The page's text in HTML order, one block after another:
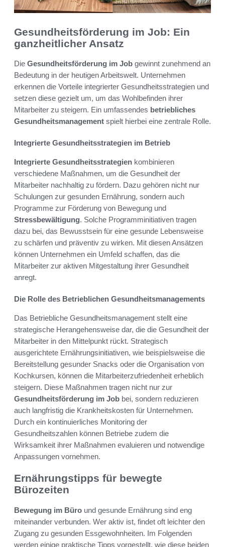
Gesundheitsförderung im Job: Ein
ganzheitlicher Ansatz
Die Gesundheitsförderung im Job gewinnt zunehmend an
Bedeutung in der heutigen Arbeitswelt. Unternehmen
erkennen die Vorteile integrierter Gesundheitsstrategien und
setzen diese gezielt um, um das Wohlbefinden ihrer
Mitarbeiter zu steigern. Ein umfassendes betriebliches
Gesundheitsmanagement spielt hierbei eine zentrale Rolle.
Integrierte Gesundheitsstrategien im Betrieb
Integrierte Gesundheitsstrategien kombinieren
verschiedene Maßnahmen, um die Gesundheit der
Mitarbeiter nachhaltig zu fördern. Dazu gehören nicht nur
Schulungen zur gesunden Ernährung, sondern auch
Programme zur Förderung von Bewegung und
Stressbewältigung. Solche Programminitiativen tragen
dazu bei, das Bewusstsein für eine gesunde Lebensweise
zu schärfen und präventiv zu wirken. Mit diesen Ansätzen
können Unternehmen ein Umfeld schaffen, das die
Mitarbeiter zur aktiven Mitgestaltung ihrer Gesundheit
anregt.
Die Rolle des Betrieblichen Gesundheitsmanagements
Das Betriebliche Gesundheitsmanagement stellt eine
strategische Herangehensweise dar, die die Gesundheit der
Mitarbeiter in den Mittelpunkt rückt. Strategisch
ausgerichtete Ernährungsinitiativen, wie beispielsweise die
Bereitstellung gesunder Snacks oder die Organisation von
Kochkursen, können die Mitarbeiterzufriedenheit erheblich
steigern. Diese Maßnahmen tragen nicht nur zur
Gesundheitsförderung im Job bei, sondern reduzieren
auch langfristig die Krankheitskosten für Unternehmen.
Durch ein kontinuierliches Monitoring der
Gesundheitszahlen können Betriebe zudem die
Wirksamkeit ihrer Maßnahmen evaluieren und notwendige
Anpassungen vornehmen.
Ernährungstipps für bewegte
Bürozeiten
Bewegung im Büro und gesunde Ernährung sind eng
miteinander verbunden. Wer aktiv ist, findet oft leichter den
Zugang zu gesunden Essgewohnheiten. Im Folgenden
werden einige praktische Tipps vorgestellt, wie diese beiden